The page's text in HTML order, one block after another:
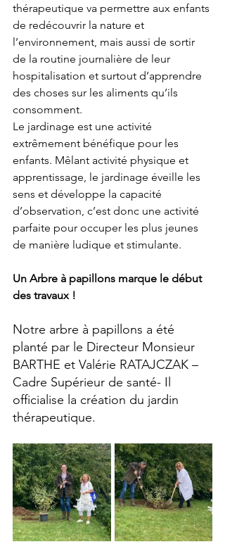
thérapeutique va permettre aux enfants
de redécouvrir la nature et
l’environnement, mais aussi de sortir
de la routine journalière de leur
hospitalisation et surtout d’apprendre
des choses sur les aliments qu’ils
consomment.
Le jardinage est une activité
extrêmement bénéfique pour les
enfants. Mêlant activité physique et
apprentissage, le jardinage éveille les
sens et développe la capacité
d’observation, c’est donc une activité
parfaite pour occuper les plus jeunes
de manière ludique et stimulante.
Un Arbre à papillons marque le début
des travaux !
Notre arbre à papillons a été
planté par le Directeur Monsieur
BARTHE et Valérie RATAJCZAK –
Cadre Supérieur de santé- Il
officialise la création du jardin
thérapeutique.